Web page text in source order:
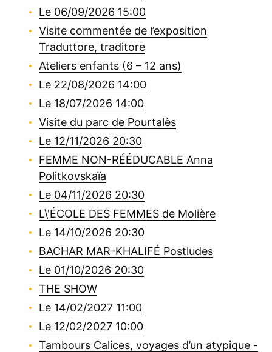
Le 06/09/2026 15:00
Visite commentée de l’exposition
Traduttore, traditore
Ateliers enfants (6 – 12 ans)
Le 22/08/2026 14:00
Le 18/07/2026 14:00
Visite du parc de Pourtalès
Le 12/11/2026 20:30
FEMME NON-RÉÉDUCABLE Anna
Politkovskaïa
Le 04/11/2026 20:30
L\'ÉCOLE DES FEMMES de Molière
Le 14/10/2026 20:30
BACHAR MAR-KHALIFÉ Postludes
Le 01/10/2026 20:30
THE SHOW
Le 14/02/2027 11:00
Le 12/02/2027 10:00
Tambours Calices, voyages d’un atypique -